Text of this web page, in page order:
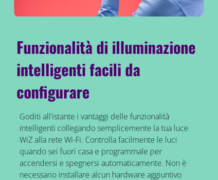
Funzionalità di illuminazione
intelligenti facili da
configurare
Goditi all'istante i vantaggi delle funzionalità
intelligenti collegando semplicemente la tua luce
WiZ alla rete Wi-Fi. Controlla facilmente le luci
quando sei fuori casa e programmale per
accendersi e spegnersi automaticamente. Non è
necessario installare alcun hardware aggiuntivo